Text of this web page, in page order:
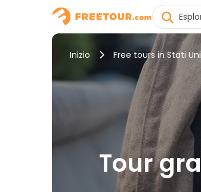
Inizio Free tours in Stati
Tour